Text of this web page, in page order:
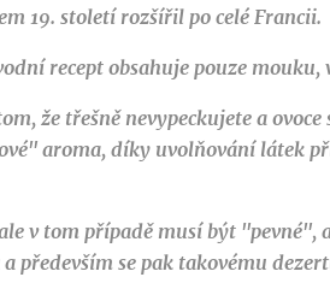
19. století rozšířil po celé Francii.
recept obsahuje pouze mouku,
že třešně nevypeckujete a ovoce
aroma, díky uvolňování látek
v tom případě musí být "pevné",
především se pak takovému